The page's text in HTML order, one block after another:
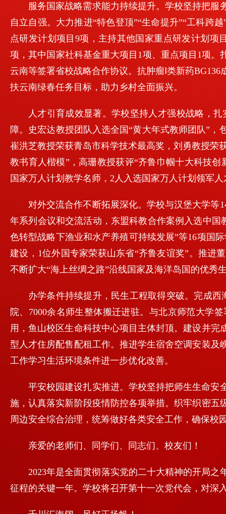
服务国家战略需求能力持续提升。学校坚持把
自立自强。大力推进“特色登顶”“生命提升”“工科跨
点研发计划项目9项，主持其他国家重点研发计划项
项，其中国家社科基金重大项目1项、重点项目1项
云南等签署省校战略合作协议。抗肿瘤Ⅰ类新药
扶云南绿春任务目标，助力乡村全面振兴。
人才引育成效显著。学校坚持人才强校战略，
障。史宏达教授团队入选全国“黄大年式教师团队”
崔洪芝教授荣获青岛市科学技术最高奖，刘勇教授荣
教书育人楷模”，高珊教授获评“齐鲁巾帼十大科技
国家万人计划教学名师，2人入选国家万人计划领军
对外交流合作不断拓展深化。学校与汉堡大学等
年系列会议和交流活动，东盟科教合作案例入选中
色转型战略下渔业和水产养殖可持续发展”等16项国
建设，1位外国专家荣获山东省“齐鲁友谊奖”。推进
不断扩大“海上丝绸之路”沿线国家及海洋岛国的优秀
办学条件持续提升，民生工程取得突破。完成
院、7000余名师生整体搬迁进驻。与北京师范大学
用，鱼山校区生命科技中心项目主体封顶。建设并
型人才住房配售配租工作。推进学生宿舍空调安装
工作学习生活环境条件进一步优化改善。
平安校园建设扎实推进。学校坚持把师生生命
施，认真落实新阶段疫情防控各项举措。织牢织密
周边安全综合治理，统筹做好各类安全工作，确保校
亲爱的老师们、同学们、同志们、校友们！
2023年是全面贯彻落实党的二十大精神的开局
征程的关键一年。学校将召开第十一次党代会，对深